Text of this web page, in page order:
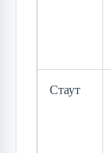
Стаут